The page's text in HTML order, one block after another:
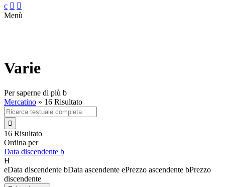
c  
Menù
Varie
Per saperne di più b
Mercatino » 16 Risultato

16 Risultato
Ordina per
Data discendente b
H
eData discendente bData ascendente ePrezzo ascendente bPrezzo
discendente